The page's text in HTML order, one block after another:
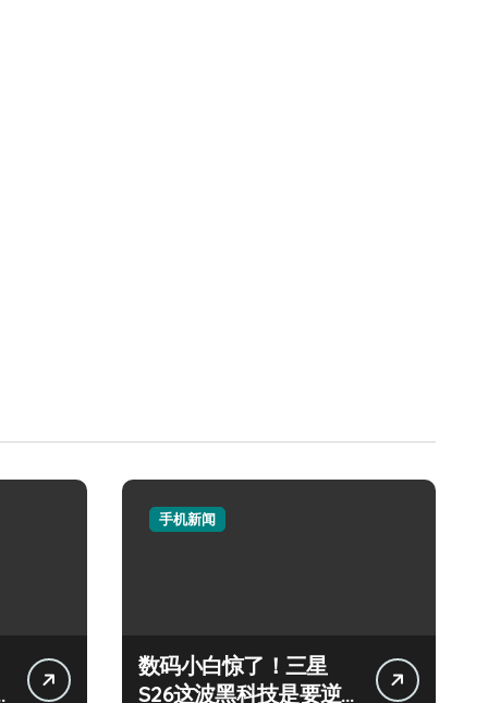
手机新闻
数码小白惊了！三星
S26这波黑科技是要逆